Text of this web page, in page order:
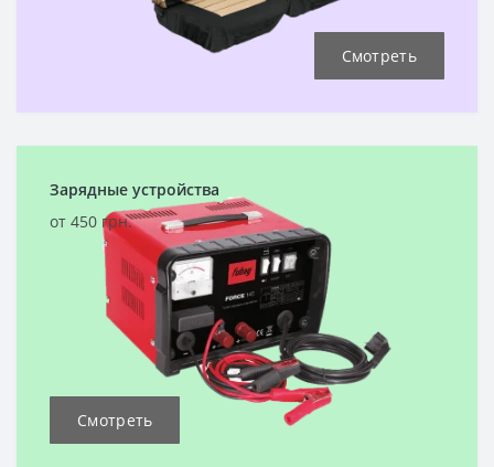
Смотреть
Зарядные устройства
от 450 грн.
Смотреть